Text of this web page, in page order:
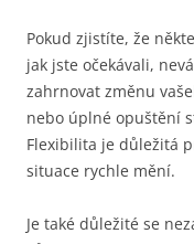
Pokud zjistíte, že
jak jste očekávali,
zahrnovat změnu
nebo úplné opuštění
Flexibilita je důležitá
situace rychle mění.
Je také důležité se